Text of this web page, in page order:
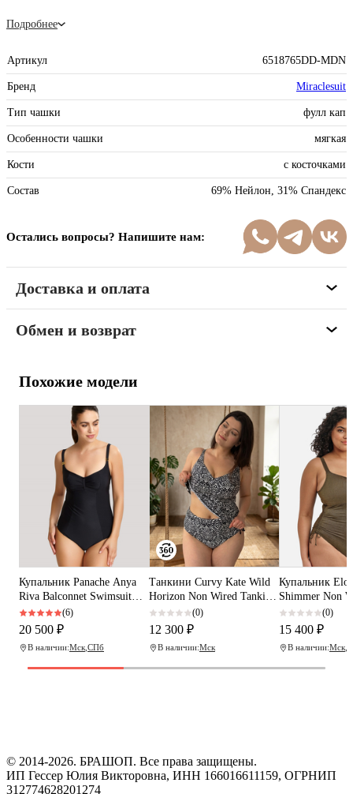
Подробнее
Артикул 6518765DD-MDN
Бренд Miraclesuit
Тип чашки фулл кап
Особенности чашки мягкая
Кости с косточками
Состав 69% Нейлон, 31% Спандекс
Остались вопросы? Напишите нам:
Доставка и оплата
Обмен и возврат
Похожие модели
Купальник Panache Anya
Riva Balconnet Swimsuit
(Black)
(6)
20 500 ₽
В наличии:Мск СПб
Танкини Сurvy Kate Wild
Horizon Non Wired Tankini
Top (Black Print)
(0)
12 300 ₽
В наличии:Мск
Купальник
Shimmer Non
Swimsuit (Gold
(0)
15 400 ₽
В наличии:Мск
© 2014-2026. БРАШОП. Все права защищены.
ИП Гессер Юлия Викторовна, ИНН 166016611159, ОГРНИП
312774628201274